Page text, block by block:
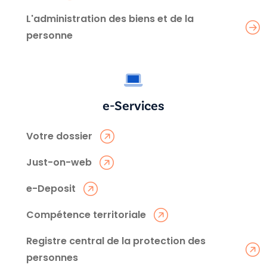
L'administration des biens et de la
personne
e-Services
Votre dossier
Just-on-web
e-Deposit
Compétence territoriale
Registre central de la protection des
personnes